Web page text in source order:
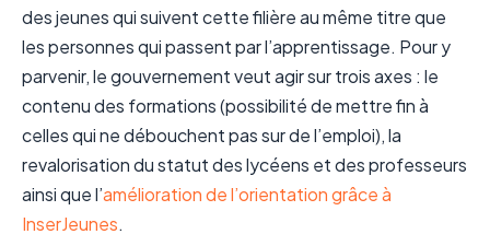
des jeunes qui suivent cette filière au même titre que
les personnes qui passent par l’apprentissage. Pour y
parvenir, le gouvernement veut agir sur trois axes : le
contenu des formations (possibilité de mettre fin à
celles qui ne débouchent pas sur de l’emploi), la
revalorisation du statut des lycéens et des professeurs
ainsi que l’amélioration de l’orientation grâce à
InserJeunes.